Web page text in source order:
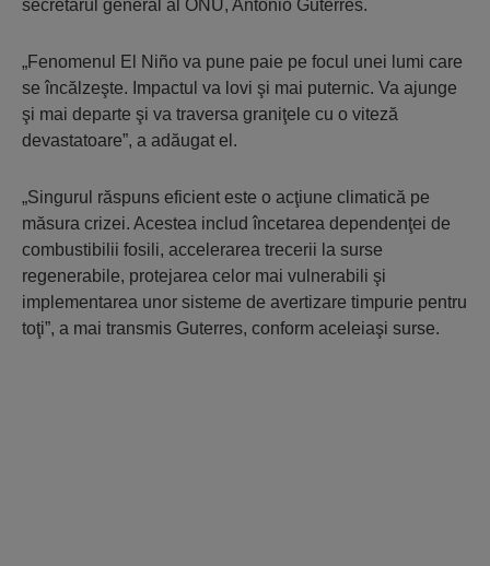
secretarul general al ONU, António Guterres.
„Fenomenul El Niño va pune paie pe focul unei lumi care
se încălzeşte. Impactul va lovi şi mai puternic. Va ajunge
şi mai departe şi va traversa graniţele cu o viteză
devastatoare”, a adăugat el.
„Singurul răspuns eficient este o acţiune climatică pe
măsura crizei. Acestea includ încetarea dependenţei de
combustibilii fosili, accelerarea trecerii la surse
regenerabile, protejarea celor mai vulnerabili şi
implementarea unor sisteme de avertizare timpurie pentru
toţi”, a mai transmis Guterres, conform aceleiaşi surse.